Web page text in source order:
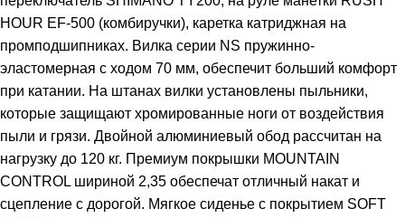
HOUR EF-500 (комбиручки), каретка катриджная на
промподшипниках. Вилка серии NS пружинно-
эластомерная с ходом 70 мм, обеспечит больший комфорт
при катании. На штанах вилки установлены пыльники,
которые защищают хромированные ноги от воздействия
пыли и грязи. Двойной алюминиевый обод рассчитан на
нагрузку до 120 кг. Премиум покрышки MOUNTAIN
CONTROL шириной 2,35 обеспечат отличный накат и
сцепление с дорогой. Мягкое сиденье с покрытием SOFT